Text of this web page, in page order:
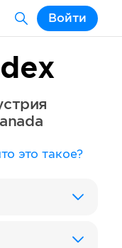
Войти
это такое?